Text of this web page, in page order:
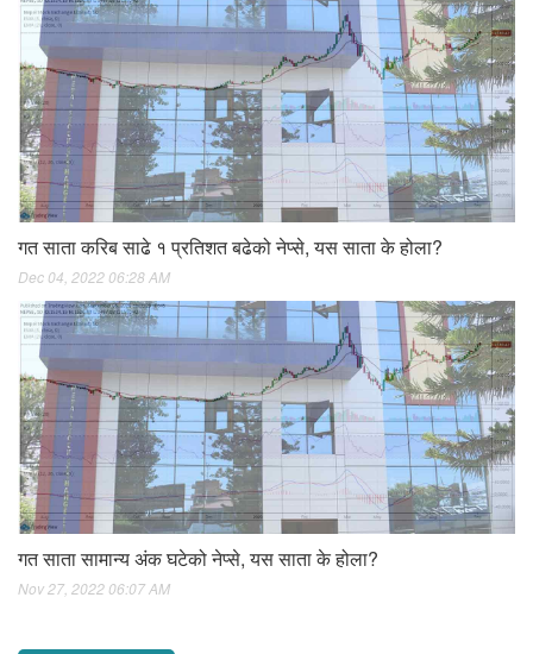
गत साता करिब साढे १ प्रतिशत बढेको नेप्से, यस साता के होला?
Dec 04, 2022 06:28 AM
गत साता सामान्य अंक घटेको नेप्से, यस साता के होला?
Nov 27, 2022 06:07 AM